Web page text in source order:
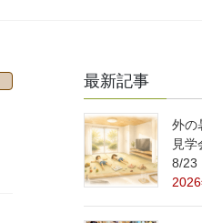
最新記事
外の
見
8/23